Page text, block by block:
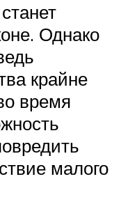
Однако
крайне
время
малого